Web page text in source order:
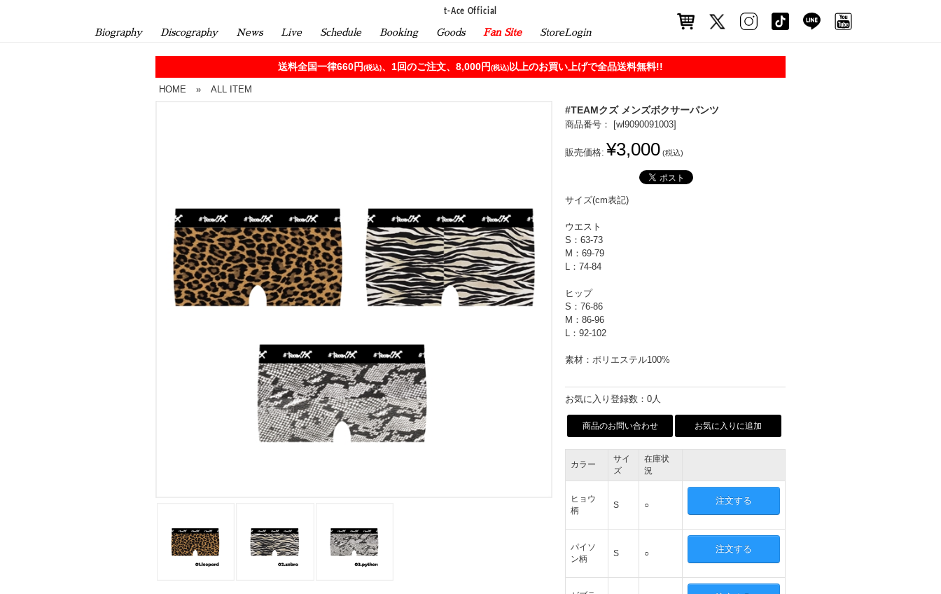
t-Ace Official
Biography Discography News Live Schedule Booking Goods Fan Site StoreLogin
送料全国一律660円(税込)、1回のご注文、8,000円(税込) 以上のお買い上げで全品送料無料!!
HOME » ALL ITEM
#TEAMクズ メンズボクサーパンツ
商品番号： [wl9090091003]
販売価格: ¥3,000 (税込)
サイズ(cm表記)
ウエスト
S：63-73
M：69-79
L：74-84
ヒップ
S：76-86
M：86-96
L：92-102
素材：ポリエステル100%
お気に入り登録数：0人
商品のお問い合わせ お気に入りに追加
カラー
サイ
ズ
在庫状
況
ヒョウ
柄
S ○ 注文する
パイソ
ン柄
S ○ 注文する